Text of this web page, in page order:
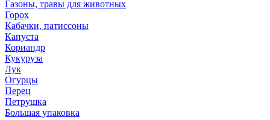
Газоны, травы для животных
Горох
Кабачки, патиссоны
Капуста
Кориандр
Кукуруза
Лук
Огурцы
Перец
Петрушка
Большая упаковка